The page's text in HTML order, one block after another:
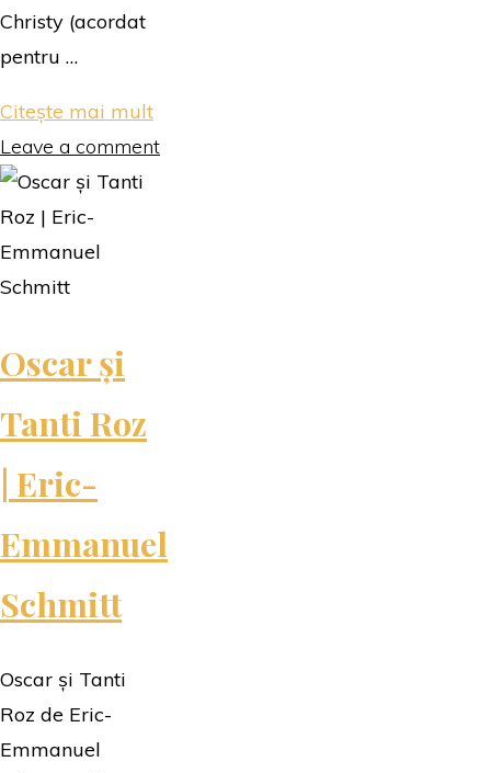
Christy (acordat
pentru …
Citește mai mult"Capela
de
Leave a comment
Oscar și
Tanti Roz
| Eric-
Emmanuel
Schmitt
Oscar și Tanti
Roz de Eric-
Emmanuel